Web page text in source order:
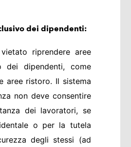
dei dipendenti:
riprendere aree
dei dipendenti, come
aree ristoro. Il sistema
non deve consentire
dei lavoratori, se
o per la tutela
degli stessi (ad